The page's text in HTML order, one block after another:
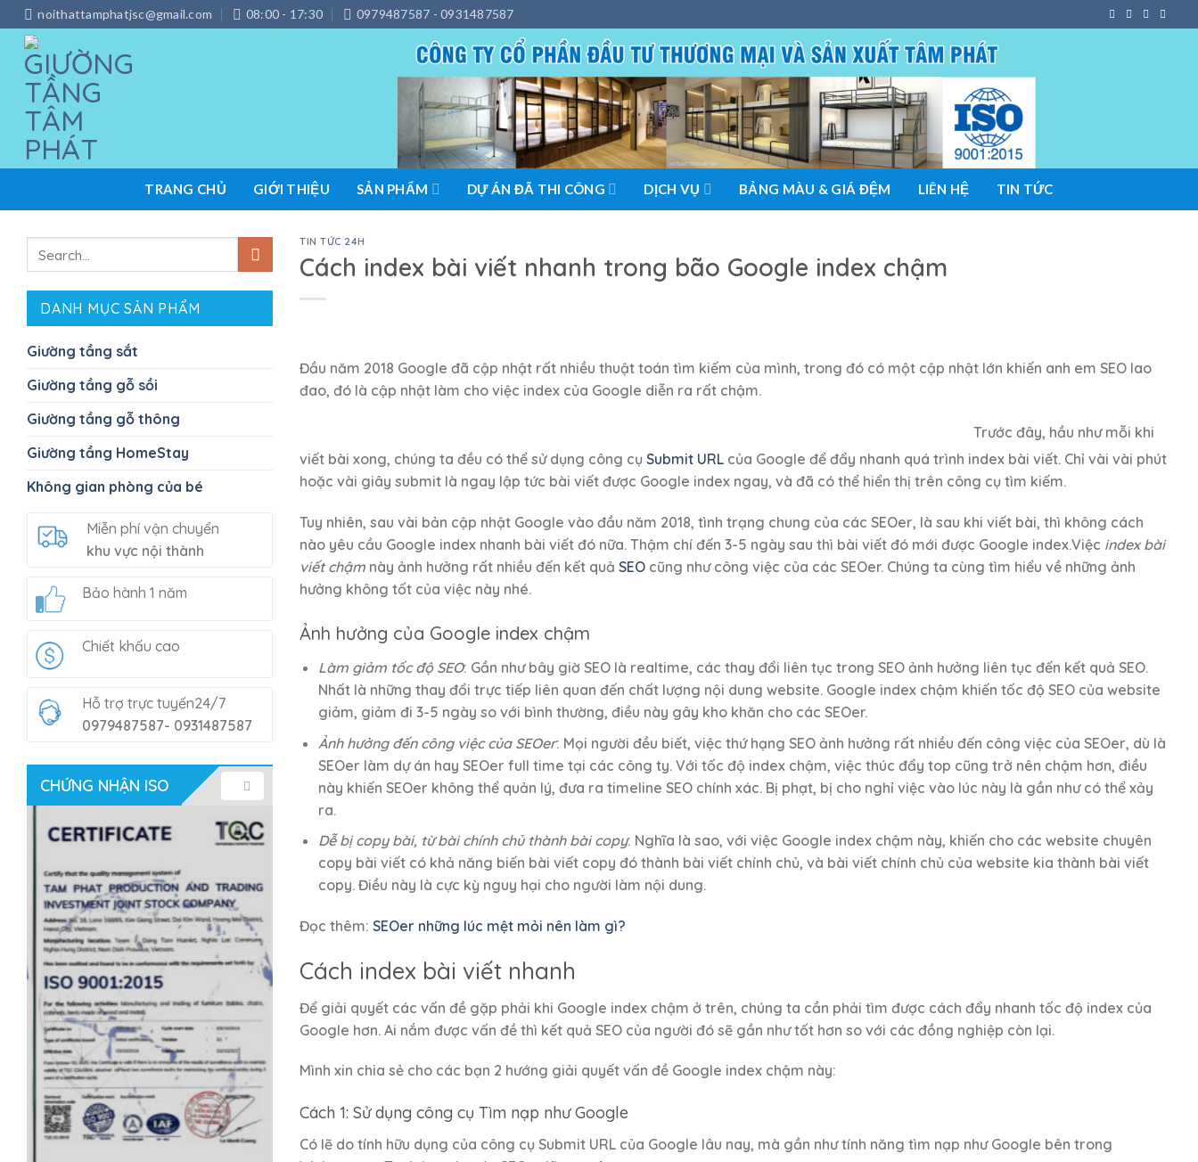
Skip
to
content
noithattamphatjsc@gmail.com 08:00 - 17:30 0979487587 - 0931487587
TRANG CHỦ GIỚI THIỆU SẢN PHẨM DỰ ÁN ĐÃ THI CÔNG DỊCH VỤ BẢNG MÀU & GIÁ ĐỆM LIÊN HỆ TIN TỨC
DANH MỤC SẢN PHẨM
Giường tầng sắt
Giường tầng gỗ sồi
Giường tầng gỗ thông
Giường tầng HomeStay
Không gian phòng của bé
Miễn phí vận chuyển
khu vực nội thành
Bảo hành 1 năm
Chiết khấu cao
Hỗ trợ trực tuyến24/7
0979487587- 0931487587
CHỨNG NHẬN ISO
TIN TỨC 24H
Cách index bài viết nhanh trong bão Google index chậm
Đầu năm 2018 Google đã cập nhật rất nhiều thuật toán tìm kiếm của mình, trong đó có một cập nhật lớn khiến anh em SEO lao
đao, đó là cập nhật làm cho việc index của Google diễn ra rất chậm.
Trước đây, hầu như mỗi khi
viết bài xong, chúng ta đều có thể sử dụng công cụ Submit URL của Google để đẩy nhanh quá trình index bài viết. Chỉ vài vài phút
hoặc vài giây submit là ngay lập tức bài viết được Google index ngay, và đã có thể hiển thị trên công cụ tìm kiếm.
Tuy nhiên, sau vài bản cập nhật Google vào đầu năm 2018, tình trạng chung của các SEOer, là sau khi viết bài, thì không cách
nào yêu cầu Google index nhanh bài viết đó nữa. Thậm chí đến 3-5 ngày sau thì bài viết đó mới được Google index.Việc index bài
viết chậm này ảnh hưởng rất nhiều đến kết quả SEO cũng như công việc của các SEOer. Chúng ta cùng tìm hiểu về những ảnh
hưởng không tốt của việc này nhé.
Ảnh hưởng của Google index chậm
Làm giảm tốc độ SEO: Gần như bây giờ SEO là realtime, các thay đổi liên tục trong SEO ảnh hưởng liên tục đến kết quả SEO.
Nhất là những thay đổi trực tiếp liên quan đến chất lượng nội dung website. Google index chậm khiến tốc độ SEO của website
giảm, giảm đi 3-5 ngày so với bình thường, điều này gây kho khăn cho các SEOer.
Ảnh hưởng đến công việc của SEOer: Mọi người đều biết, việc thứ hạng SEO ảnh hưởng rất nhiều đến công việc của SEOer, dù là
SEOer làm dự án hay SEOer full time tại các công ty. Với tốc độ index chậm, việc thúc đẩy top cũng trở nên chậm hơn, điều
này khiến SEOer không thể quản lý, đưa ra timeline SEO chính xác. Bị phạt, bị cho nghỉ việc vào lúc này là gần như có thể xảy
ra.
Dễ bị copy bài, từ bài chính chủ thành bài copy: Nghĩa là sao, với việc Google index chậm này, khiến cho các website chuyên
copy bài viết có khả năng biến bài viết copy đó thành bài viết chính chủ, và bài viết chính chủ của website kia thành bài viết
copy. Điều này là cực kỳ nguy hại cho người làm nội dung.
Đọc thêm: SEOer những lúc mệt mỏi nên làm gì?
Cách index bài viết nhanh
Để giải quyết các vấn đề gặp phải khi Google index chậm ở trên, chúng ta cần phải tìm được cách đẩy nhanh tốc độ index của
Google hơn. Ai nắm được vấn đề thì kết quả SEO của người đó sẽ gần như tốt hơn so với các đồng nghiệp còn lại.
Mình xin chia sẻ cho các bạn 2 hướng giải quyết vấn đề Google index chậm này:
Cách 1: Sử dụng công cụ Tìm nạp như Google
Có lẽ do tính hữu dụng của công cụ Submit URL của Google lâu nay, mà gần như tính năng tìm nạp như Google bên trong